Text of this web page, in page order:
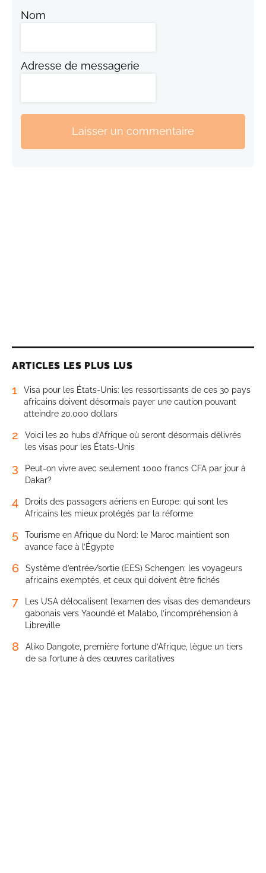
Nom
Adresse de messagerie
Laisser un commentaire
ARTICLES LES PLUS LUS
1
Visa pour les États-Unis: les ressortissants de ces 30 pays
africains doivent désormais payer une caution pouvant
atteindre 20.000 dollars
2
Voici les 20 hubs d’Afrique où seront désormais délivrés
les visas pour les États-Unis
3
Peut-on vivre avec seulement 1000 francs CFA par jour à
Dakar?
4
Droits des passagers aériens en Europe: qui sont les
Africains les mieux protégés par la réforme
5
Tourisme en Afrique du Nord: le Maroc maintient son
avance face à l’Égypte
6
Système d’entrée/sortie (EES) Schengen: les voyageurs
africains exemptés, et ceux qui doivent être fichés
7
Les USA délocalisent l’examen des visas des demandeurs
gabonais vers Yaoundé et Malabo, l’incompréhension à
Libreville
8
Aliko Dangote, première fortune d’Afrique, lègue un tiers
de sa fortune à des œuvres caritatives